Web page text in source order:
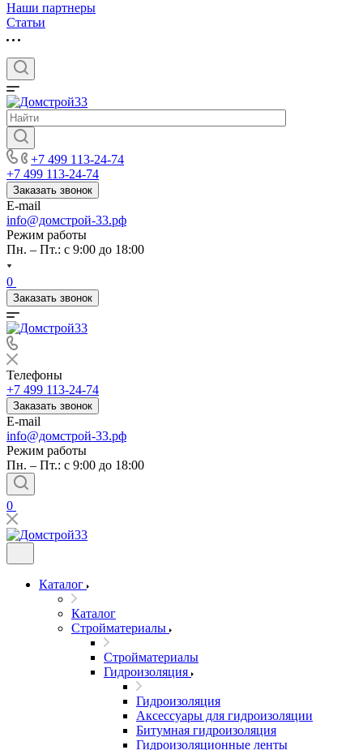
Наши партнеры
Статьи
+7 499 113-24-74
+7 499 113-24-74
Заказать звонок
E-mail
info@домстрой-33.рф
Режим работы
Пн. – Пт.: с 9:00 до 18:00
0
Заказать звонок
Телефоны
+7 499 113-24-74
Заказать звонок
E-mail
info@домстрой-33.рф
Режим работы
Пн. – Пт.: с 9:00 до 18:00
0
Каталог
Каталог
Стройматериалы
Стройматериалы
Гидроизоляция
Гидроизоляция
Аксессуары для гидроизоляции
Битумная гидроизоляция
Гидроизоляционные ленты